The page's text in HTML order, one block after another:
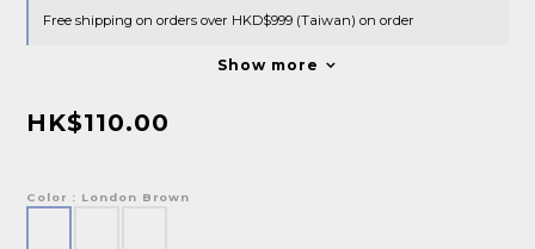
Free shipping on orders over HKD$999 (Taiwan) on order
Show more
HK$110.00
Color : London Brown